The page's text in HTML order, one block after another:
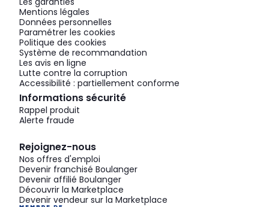
Mentions légales
Données personnelles
Paramétrer les cookies
Politique des cookies
Système de recommandation
Les avis en ligne
Lutte contre la corruption
Accessibilité : partiellement conforme
Informations sécurité
Rappel produit
Alerte fraude
Rejoignez-nous
Nos offres d'emploi
Devenir franchisé Boulanger
Devenir affilié Boulanger
Découvrir la Marketplace
Devenir vendeur sur la Marketplace